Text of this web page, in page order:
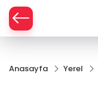
Anasayfa Yerel